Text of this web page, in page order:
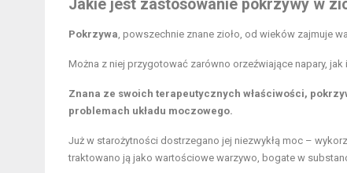
Jakie jest zastosowanie pokrzywy w
Pokrzywa, powszechnie znane zioło, od wieków zajmuje
Można z niej przygotować zarówno orzeźwiające napary,
Znana ze swoich terapeutycznych właściwości,
problemach układu moczowego.
Już w starożytności dostrzegano jej niezwykłą moc –
traktowano ją jako wartościowe warzywo, bogate w